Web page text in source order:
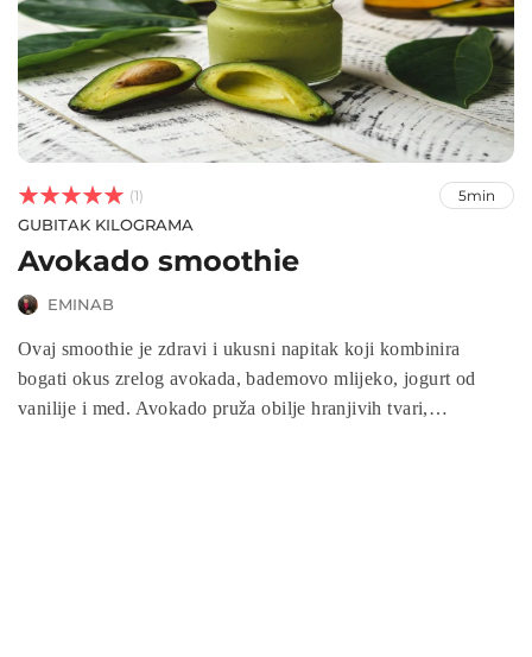


 (1) 5min
GUBITAK KILOGRAMA
Avokado smoothie
EMINAB
Ovaj smoothie je zdravi i ukusni napitak koji kombinira
bogati okus zrelog avokada, bademovo mlijeko, jogurt od
vanilije i med. Avokado pruža obilje hranjivih tvari,